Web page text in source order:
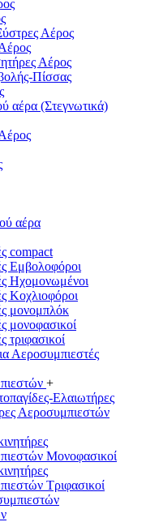
Αέρος
Αέρος
Πίσσας
αέρα (Στεγνωτικά)
αέρα
compact
Εμβολοφόροι
Ηχομονωμένοι
Κοχλιοφόροι
μονομπλόκ
μονοφασικοί
τριφασικοί
Αεροσυμπιεστές
+
Ελαιωτήρες
Αεροσυμπιεστών
Μονοφασικοί
Τριφασικοί